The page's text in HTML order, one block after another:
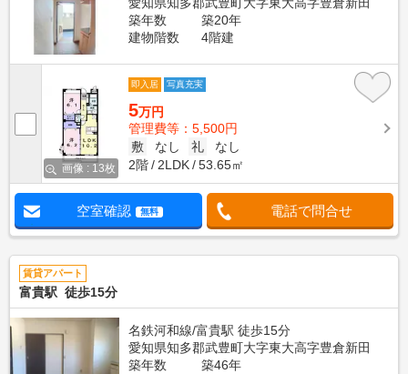
築年数
築20年
建物階数
4階建
画像 : 13枚
即入居 写真充実
5万円
管理費等：5,500円
敷
なし 礼
なし
2階
2LDK 53.65㎡
空室確認 無料 電話で問合せ
賃貸アパート
富貴駅 徒歩15分
名鉄河和線/富貴駅 徒歩15分
愛知県知多郡武豊町大字東大高字豊倉新田
築年数
築46年